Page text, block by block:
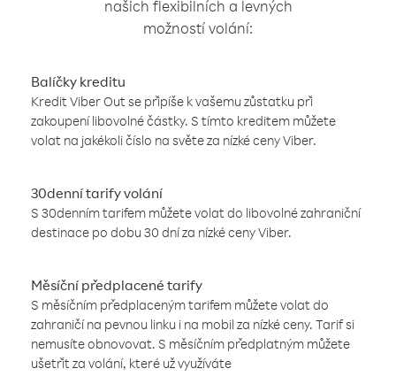
našich flexibilních a levných
možností volání:
Balíčky kreditu
Kredit Viber Out se připíše k vašemu zůstatku při
zakoupení libovolné částky. S tímto kreditem můžete
volat na jakékoli číslo na světe za nízké ceny Viber.
30denní tarify volání
S 30denním tarifem můžete volat do libovolné zahraniční
destinace po dobu 30 dní za nízké ceny Viber.
Měsíční předplacené tarify
S měsíčním předplaceným tarifem můžete volat do
zahraničí na pevnou linku i na mobil za nízké ceny. Tarif si
nemusíte obnovovat. S měsíčním předplatným můžete
ušetřit za volání, které už využíváte